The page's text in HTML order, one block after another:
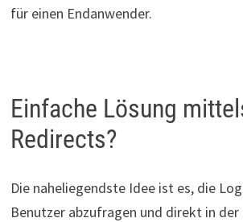
für einen Endanwender.
Einfache Lösung
Redirects?
Die naheliegendste Idee ist es, die
Benutzer abzufragen und direkt in der